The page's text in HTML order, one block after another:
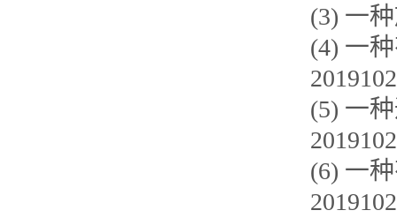
(3) 一
(4) 一
(5) 一
(6) 一